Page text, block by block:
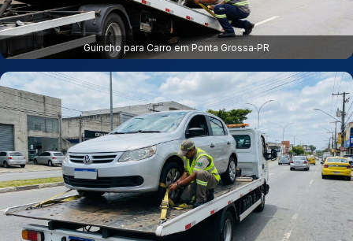
Guincho para Carro em Ponta Grossa‑PR